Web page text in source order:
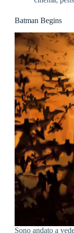
Batman Begins
Sono andato a